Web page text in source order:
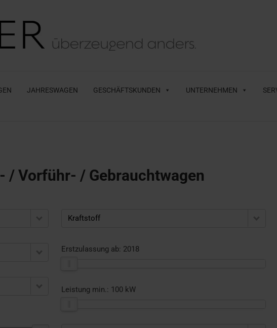
JAHRESWAGEN GESCHÄFTSKUNDEN UNTERNEHMEN
/ Vorführ- / Gebrauchtwagen
Kraftstoff
Erstzulassung ab: 2018
Leistung min.: 100 kW